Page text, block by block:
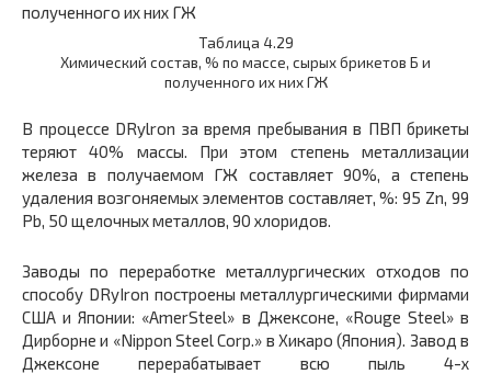
Таблица 4.29
Химический состав, % по массе, сырых брикетов Б и
полученного их них ГЖ
В процессе DRylron за время пребывания в ПВП брикеты
теряют 40% массы. При этом степень металлизации
железа в получаемом ГЖ составляет 90%, а степень
удаления возгоняемых элементов составляет, %: 95 Zn, 99
Pb, 50 щелочных металлов, 90 хлоридов.
Заводы по переработке металлургических отходов по
способу DRyIron построены металлургическими фирмами
США и Японии: «AmerSteel» в Джексоне, «Rouge Steel» в
Дирборне и «Nippon Steel Соrр.» в Хикаро (Япония). Завод в
Джексоне перерабатывает всю пыль 4-х